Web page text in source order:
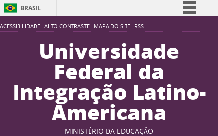
ACESSIBILIDADE ALTO CONTRASTE MAPA DO SITE RSS
BRASIL
Simplifique!
Participe
Acesso à informação
Legislação
Canais
Universidade
Federal da
Integração Latino-
Americana
MINISTÉRIO DA EDUCAÇÃO